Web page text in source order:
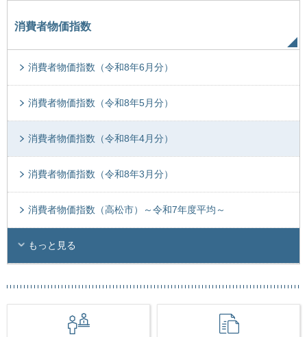
消費者物価指数
消費者物価指数（令和8年6月分）
消費者物価指数（令和8年5月分）
消費者物価指数（令和8年4月分）
消費者物価指数（令和8年3月分）
消費者物価指数（高松市）～令和7年度平均～
もっと見る